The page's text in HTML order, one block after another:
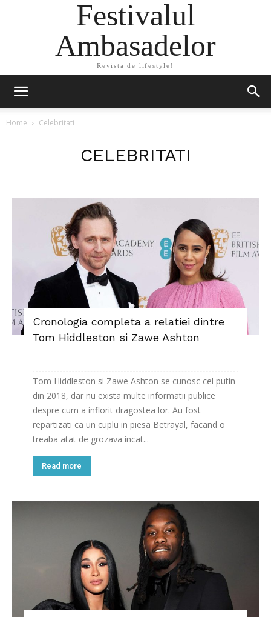
Festivalul
Ambasadelor
Revista de lifestyle!
Home Celebritati
CELEBRITATI
Cronologia completa a relatiei dintre
Tom Hiddleston si Zawe Ashton
Tom Hiddleston si Zawe Ashton se cunosc cel putin
din 2018, dar nu exista multe informatii publice
despre cum a inflorit dragostea lor. Au fost
repartizati ca un cuplu in piesa Betrayal, facand o
treaba atat de grozava incat...
Read more